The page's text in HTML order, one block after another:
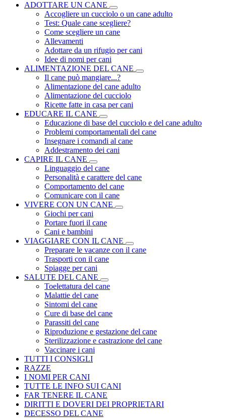
ADOTTARE UN CANE
Accogliere un cucciolo o un cane adulto
Test: Quale cane scegliere?
Come scegliere un cane
Allevamenti
Adottare da un rifugio per cani
Idee di nomi per cani
ALIMENTAZIONE DEL CANE
Il cane può mangiare...?
Alimentazione del cane adulto
Alimentazione del cucciolo
Ricette fatte in casa per cani
EDUCARE IL CANE
Educazione di base del cucciolo e del cane adulto
Problemi comportamentali del cane
Insegnare i comandi al cane
Addestramento dei cani
CAPIRE IL CANE
Linguaggio del cane
Personalità e carattere del cane
Comportamento del cane
Comunicare con il cane
VIVERE CON UN CANE
Giochi per cani
Portare fuori il cane
Cani e bambini
VIAGGIARE CON IL CANE
Preparare le vacanze con il cane
Trasporti con il cane
Spiagge per cani
SALUTE DEL CANE
Toelettatura del cane
Malattie del cane
Sintomi del cane
Cure di base del cane
Parassiti del cane
Riproduzione e gestazione del cane
Sterilizzazione e castrazione del cane
Vaccinare i cani
TUTTI I CONSIGLI
RAZZE
I NOMI PER CANI
TUTTE LE INFO SUI CANI
FAR TENERE IL CANE
DIRITTI E DOVERI DEI PROPRIETARI
DECESSO DEL CANE